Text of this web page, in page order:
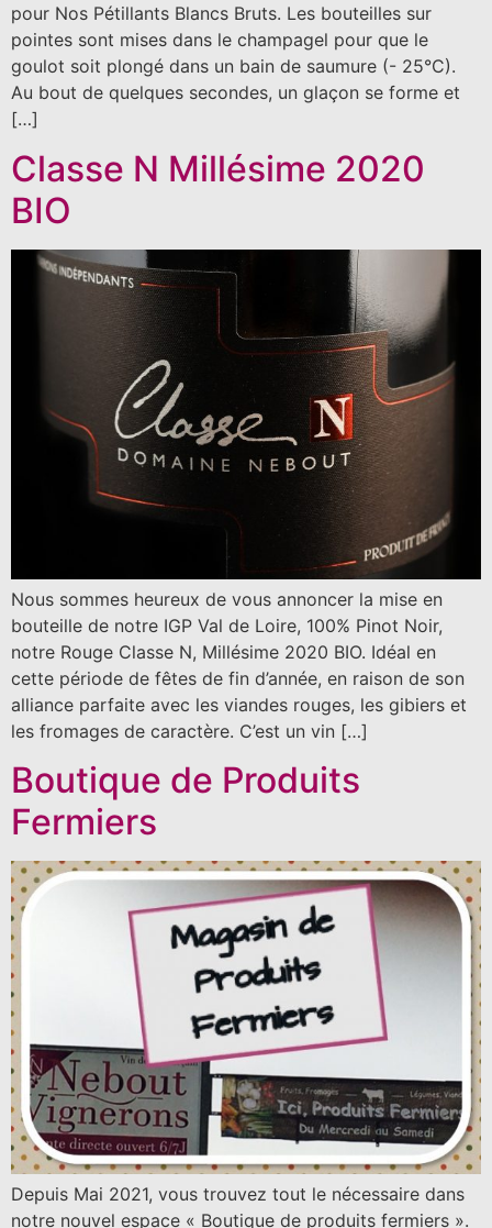
pour Nos Pétillants Blancs Bruts. Les bouteilles sur
pointes sont mises dans le champagel pour que le
goulot soit plongé dans un bain de saumure (- 25°C).
Au bout de quelques secondes, un glaçon se forme et
[…]
Classe N Millésime 2020
BIO
Nous sommes heureux de vous annoncer la mise en
bouteille de notre IGP Val de Loire, 100% Pinot Noir,
notre Rouge Classe N, Millésime 2020 BIO. Idéal en
cette période de fêtes de fin d’année, en raison de son
alliance parfaite avec les viandes rouges, les gibiers et
les fromages de caractère. C’est un vin […]
Boutique de Produits
Fermiers
Depuis Mai 2021, vous trouvez tout le nécessaire dans
notre nouvel espace « Boutique de produits fermiers ».